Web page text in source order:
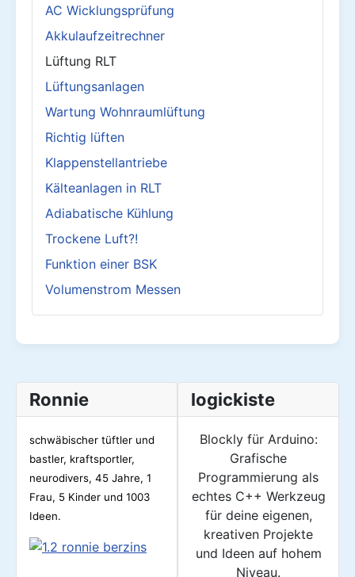
AC Wicklungsprüfung
Akkulaufzeitrechner
Lüftung RLT
Lüftungsanlagen
Wartung Wohnraumlüftung
Richtig lüften
Klappenstellantriebe
Kälteanlagen in RLT
Adiabatische Kühlung
Trockene Luft?!
Funktion einer BSK
Volumenstrom Messen
Ronnie
schwäbischer tüftler und
bastler, kraftsportler,
neurodivers, 45 Jahre, 1
Frau, 5 Kinder und 1003
Ideen.
logickiste
Blockly für Arduino:
Grafische
Programmierung als
echtes C++ Werkzeug
für deine eigenen,
kreativen Projekte
und Ideen auf hohem
Niveau.